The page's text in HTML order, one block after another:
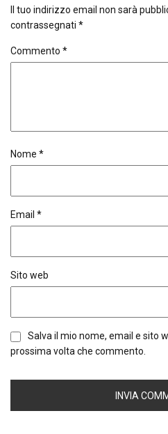
Il tuo indirizzo email non sarà
contrassegnati *
Commento *
Nome *
Email *
Sito web
Salva il mio nome, email e sito
prossima volta che commento.